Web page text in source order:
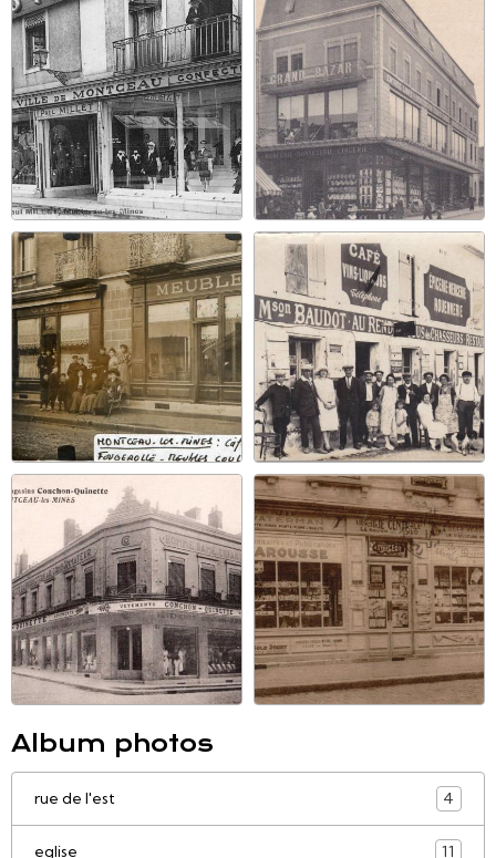
Album photos
rue de l'est 4
eglise 11